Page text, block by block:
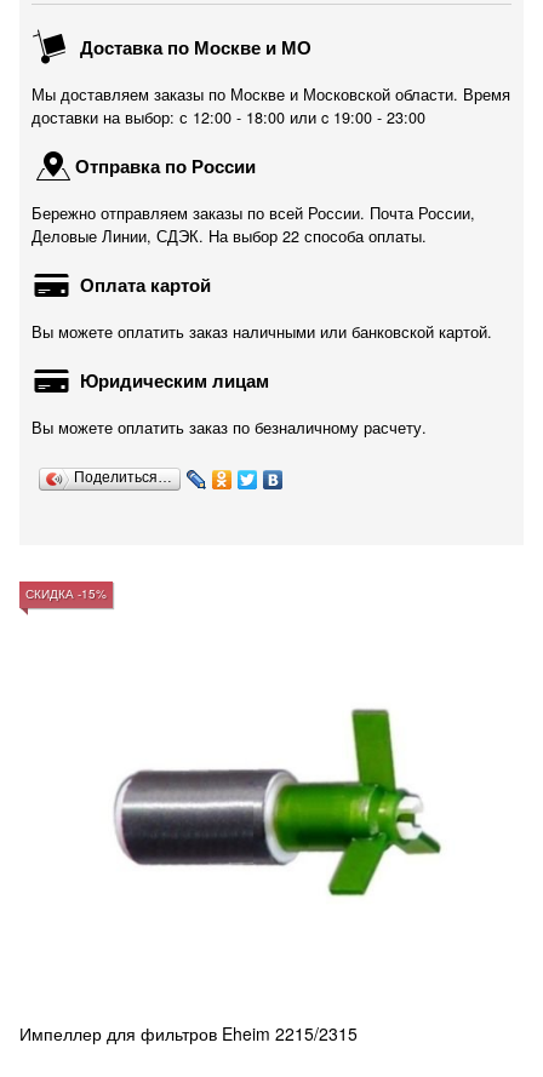
Доставка по Москве и МО
Мы доставляем заказы по Москве и Московской области. Время
доставки на выбор: с 12:00 - 18:00 или c 19:00 - 23:00
Отправка по России
Бережно отправляем заказы по всей России. Почта России,
Деловые Линии, СДЭК. На выбор 22 способа оплаты.
Оплата картой
Вы можете оплатить заказ наличными или банковской картой.
Юридическим лицам
Вы можете оплатить заказ по безналичному расчету.
Поделиться…
СКИДКА -15%
Импеллер для фильтров Eheim 2215/2315